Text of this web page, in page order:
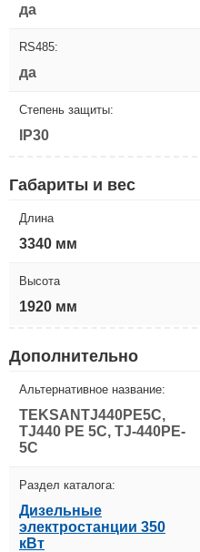
да
RS485:
да
Степень защиты:
IP30
Габариты и вес
Длина
3340 мм
Высота
1920 мм
Дополнительно
Альтернативное название:
TEKSANTJ440PE5C,
TJ440 PE 5C, TJ-440PE-
5C
Раздел каталога:
Дизельные
электростанции 350
кВт